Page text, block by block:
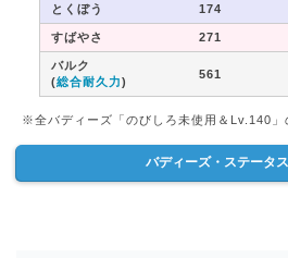
とくぼう 174
すばやさ 271
バルク
(総合耐久力)
561
※全バディーズ「のびしろ未使用＆Lv.140」
バディーズ・ステータ